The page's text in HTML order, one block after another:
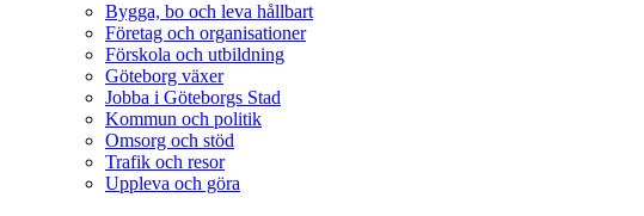
Bygga, bo och leva hållbart
Företag och organisationer
Förskola och utbildning
Göteborg växer
Jobba i Göteborgs Stad
Kommun och politik
Omsorg och stöd
Trafik och resor
Uppleva och göra